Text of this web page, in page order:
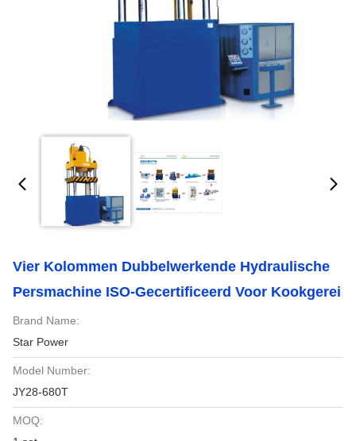
Vier Kolommen Dubbelwerkende Hydraulische
Persmachine ISO-Gecertificeerd Voor Kookgerei
Brand Name:
Star Power
Model Number:
JY28-680T
MOQ: